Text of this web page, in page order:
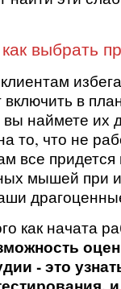
выбрать
в
наймете их
то, что не
все
мышей при
как начата
- это